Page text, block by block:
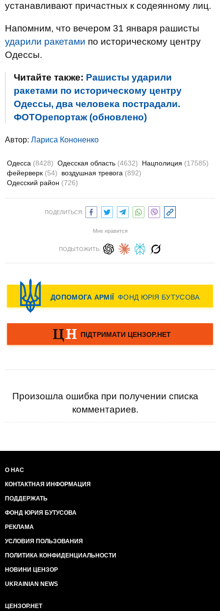
устанавливают причастных к содеянному лиц.
Напомним, что вечером 31 января рашисты
ударили ракетами по историческому центру
Одессы.
Читайте также: Рашисты ударили
ракетами по историческому центру
Одессы, два человека пострадали.
ФОТОрепортаж (обновлено)
Автор: Лариса Кононенко
Одесса (8428) Одесская область (4632) Нацполиция (17585)
фейерверк (54) воздушная тревога (892)
Одесский район (726)
ПОДЕЛИТЬСЯ:
Мне нравится
ПОДЫТОЖИТЬ:
Произошла ошибка при получении списка
комментариев.
О НАС
КОНТАКТНАЯ ИНФОРМАЦИЯ
ПОДДЕРЖАТЬ
ФОНД ЮРИЯ БУТУСОВА
РЕКЛАМА
УСЛОВИЯ ПОЛЬЗОВАНИЯ
ПОЛИТИКА КОНФИДЕНЦИАЛЬНОСТИ
НОВИНИ ЦЕНЗОР
UKRAINIAN NEWS
ЦЕНЗОР.НЕТ